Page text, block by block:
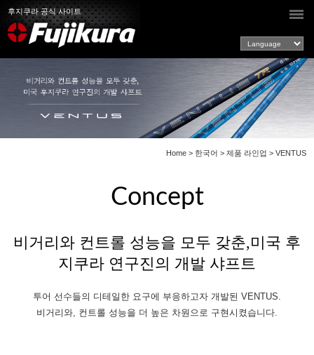
후지쿠라 공식 사이트
Home> 한국어 > 제품 라인업 > VENTUS
Concept
비거리와 컨트롤 성능을 모두 갖춘,미국 후
지쿠라 연구진의 개발 샤프트
투어 선수들의 디테일한 요구에 부응하고자 개발된 VENTUS.
비거리와, 컨트롤 성능을 더 높은 차원으로 구현시켰습니다.